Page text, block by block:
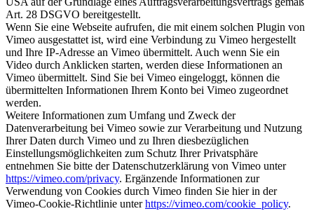
Art. 28 DSGVO bereitgestellt.
Wenn Sie eine Webseite aufrufen, die mit einem solchen Plugin von
Vimeo ausgestattet ist, wird eine Verbindung zu Vimeo hergestellt
und Ihre IP-Adresse an Vimeo übermittelt. Auch wenn Sie ein
Video durch Anklicken starten, werden diese Informationen an
Vimeo übermittelt. Sind Sie bei Vimeo eingeloggt, können die
übermittelten Informationen Ihrem Konto bei Vimeo zugeordnet
werden.
Weitere Informationen zum Umfang und Zweck der
Datenverarbeitung bei Vimeo sowie zur Verarbeitung und Nutzung
Ihrer Daten durch Vimeo und zu Ihren diesbezüglichen
Einstellungsmöglichkeiten zum Schutz Ihrer Privatsphäre
entnehmen Sie bitte der Datenschutzerklärung von Vimeo unter
https://vimeo.com/privacy. Ergänzende Informationen zur
Verwendung von Cookies durch Vimeo finden Sie hier in der
Vimeo-Cookie-Richtlinie unterhttps://vimeo.com/cookie_policy.